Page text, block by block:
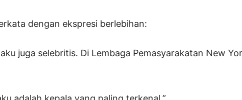
dengan ekspresi berlebihan:
juga selebritis. Di Lembaga Pemasyarakatan New